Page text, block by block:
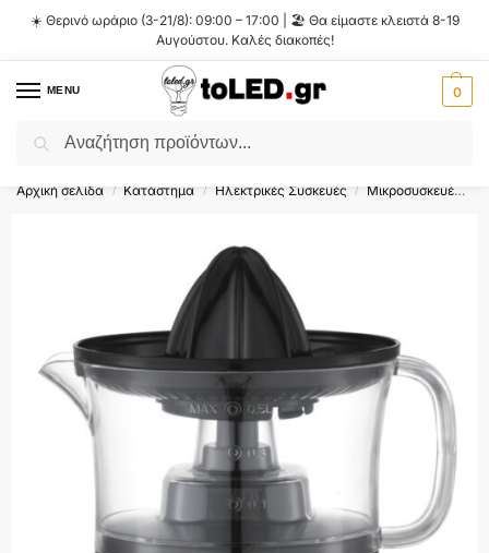
☀️ Θερινό ωράριο (3-21/8): 09:00 – 17:00 | 🏖️ Θα είμαστε κλειστά 8-19
Αυγούστου. Καλές διακοπές!
MENU 0
Flash Sale ⚡ 10% Έκπτωση με τον κωδικό
Αρχική σελίδα / Κατάστημα / Ηλεκτρικές Συσκευές / Μικροσυσκευές